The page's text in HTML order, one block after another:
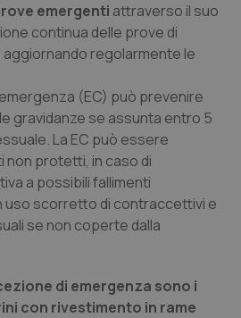
di Bolzano
di Trento
& Rettocolite Ulcerosa
patologie neurodegenerative
emergenti attraverso il suo
continua delle prove di
aggiornando regolarmente le
(EC) può prevenire
gravidanze se assunta entro 5
La EC può essere
non protetti, in caso di
a possibili fallimenti
uso scorretto di contraccettivi e
se non coperte dalla
di emergenza sono i
con rivestimento in rame